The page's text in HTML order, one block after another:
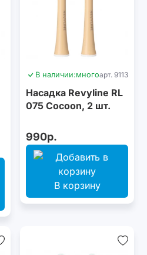
В наличии:многоарт. 9113
Насадка Revyline RL
075 Сocoon, 2 шт.
990р.
В корзину